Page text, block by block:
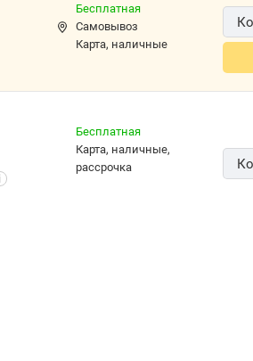
Бесплатная
Самовывоз
карта, наличные
Бесплатная
карта, наличные,
рассрочка